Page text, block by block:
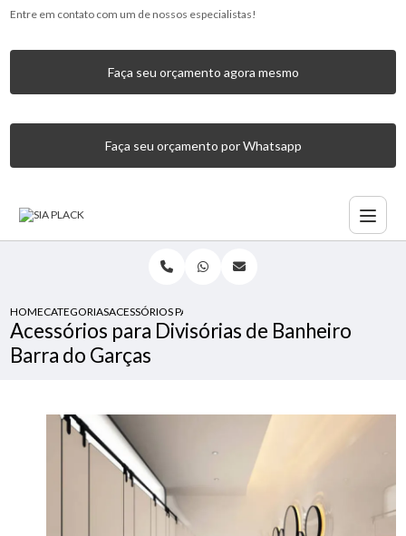
Entre em contato com um de nossos especialistas!
Faça seu orçamento agora mesmo
Faça seu orçamento por Whatsapp
HOMECATEGORIASACESSÓRIOS PARA DIVISÓRIAS DE BANHEIRO BARRA DO
Acessórios para Divisórias de Banheiro
Barra do Garças